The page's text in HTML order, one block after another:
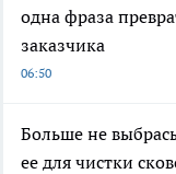
одна фраза
заказчика
06:50
Больше не
ее для чистки